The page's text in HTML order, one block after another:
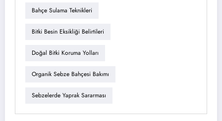
Bahçe Sulama Teknikleri
Bitki Besin Eksikliği Belirtileri
Doğal Bitki Koruma Yolları
Organik Sebze Bahçesi Bakımı
Sebzelerde Yaprak Sararması